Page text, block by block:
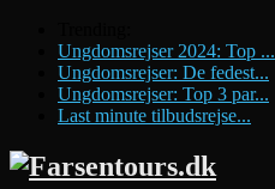
Ungdomsrejser 2024: Top ...
Ungdomsrejser: De fedest...
Ungdomsrejser: Top 3 par...
Last minute tilbudsrejse...